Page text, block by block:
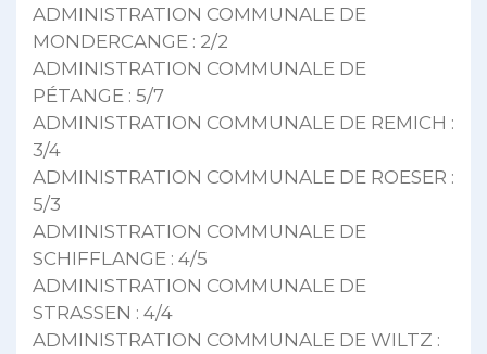
ADMINISTRATION COMMUNALE DE
MONDERCANGE : 2/2
ADMINISTRATION COMMUNALE DE
PÉTANGE : 5/7
ADMINISTRATION COMMUNALE DE REMICH :
3/4
ADMINISTRATION COMMUNALE DE ROESER :
5/3
ADMINISTRATION COMMUNALE DE
SCHIFFLANGE : 4/5
ADMINISTRATION COMMUNALE DE
STRASSEN : 4/4
ADMINISTRATION COMMUNALE DE WILTZ :